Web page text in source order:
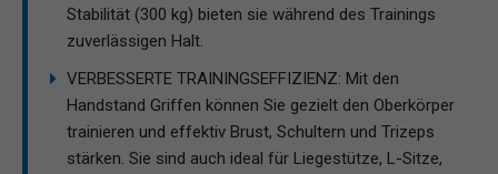
Stabilität (300 kg) bieten sie während des Trainings
zuverlässigen Halt.
VERBESSERTE TRAININGSEFFIZIENZ: Mit den
Handstand Griffen können Sie gezielt den Oberkörper
trainieren und effektiv Brust, Schultern und Trizeps
stärken. Sie sind auch ideal für Liegestütze, L-Sitze,